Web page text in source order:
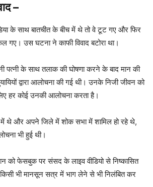
–
के साथ बातचीत के बीच में थे तो वे टूट गए और फिर
गए। उस घटना ने काफी विवाद बटोरा था।
पत्नी के साथ तलाक की घोषणा करने के बाद मान की
द्वारा आलोचना की गई थी। उनके निजी जीवन को
हर कोई उनकी आलोचना करता है।
थे और अपने जिले में शोक सभा में शामिल हो रहे थे,
भी हुई थी।
को फेसबुक पर संसद के लाइव वीडियो से निष्कासित
भी मानसून सत्र में भाग लेने से भी निलंबित कर